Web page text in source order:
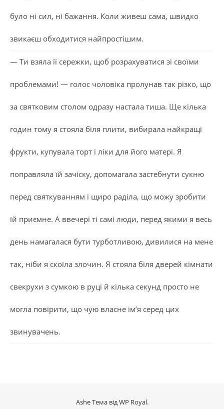
було ні сил, ні бажання. Коли живеш сама, швидко
звикаєш обходитися найпростішим.
— Ти взяла її сережки, щоб розрахуватися зі своїми
проблемами! — голос чоловіка пролунав так різко, що
за святковим столом одразу настала тиша. Ще кілька
годин тому я стояла біля плити, вибирала найкращі
фрукти, купувала торт і ліки для його матері. Я
поправляла їй зачіску, допомагала застебнути сукню
перед святкуванням і щиро раділа, що можу зробити
їй приємне. А ввечері ті самі люди, перед якими я весь
день намагалася бути турботливою, дивилися на мене
так, ніби я скоїла злочин. Я стояла біля дверей кімнати
свекрухи з сумкою в руці й кілька секунд просто не
могла повірити, що чую власне ім’я серед цих
звинувачень.
Ashe Тема відWP Royal.